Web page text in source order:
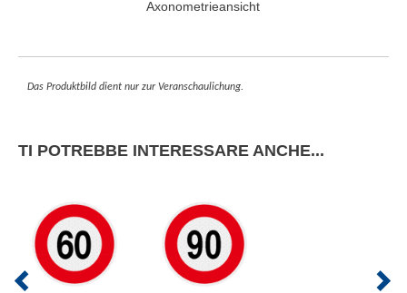
Axonometrieansicht
Das Produktbild dient nur zur Veranschaulichung.
TI POTREBBE INTERESSARE ANCHE...